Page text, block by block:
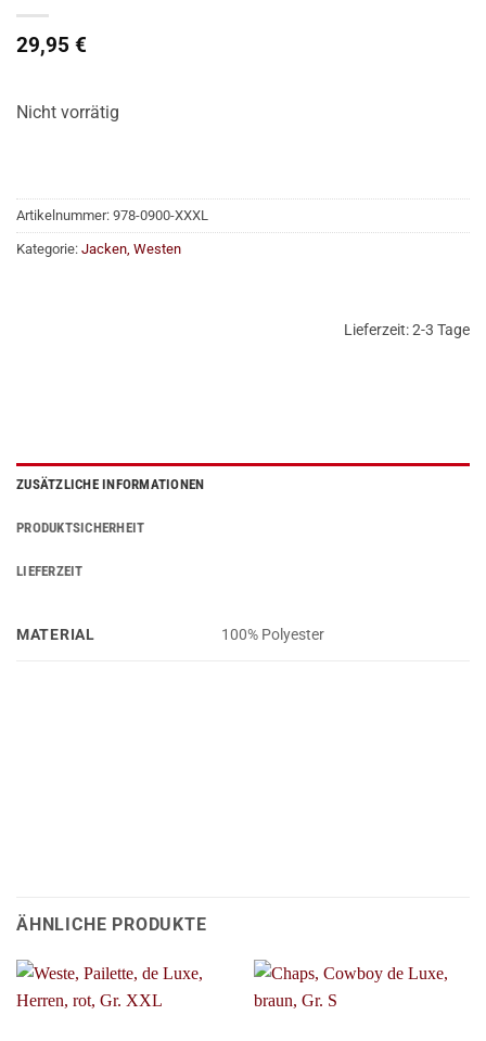
29,95 €
Nicht vorrätig
Artikelnummer: 978-0900-XXXL
Kategorie: Jacken, Westen
Lieferzeit:2-3 Tage
ZUSÄTZLICHE INFORMATIONEN
PRODUKTSICHERHEIT
LIEFERZEIT
MATERIAL 100% Polyester
ÄHNLICHE PRODUKTE